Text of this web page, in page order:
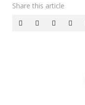
Share this article